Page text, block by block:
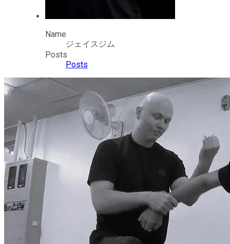
Name
ジェイスジム
Posts
Posts